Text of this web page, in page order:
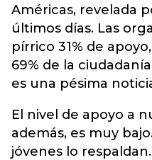
Américas, revelada
últimos días. Las
pírrico 31% de
69% de la
es una pésima
El nivel de apoyo a
además, es muy
jóvenes lo